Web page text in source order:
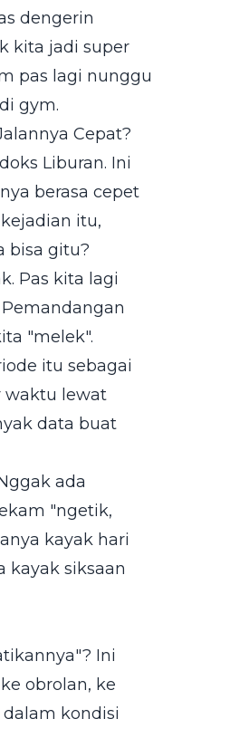
dengerin
kita jadi super
pas lagi nunggu
gym.
Cepat?
Liburan. Ini
berasa cepet
itu,
bisa gitu?
Pas kita lagi
"melek".
itu sebagai
waktu lewat
data buat
ada
"ngetik,
kayak hari
kayak siksaan
Ini
obrolan, ke
kondisi